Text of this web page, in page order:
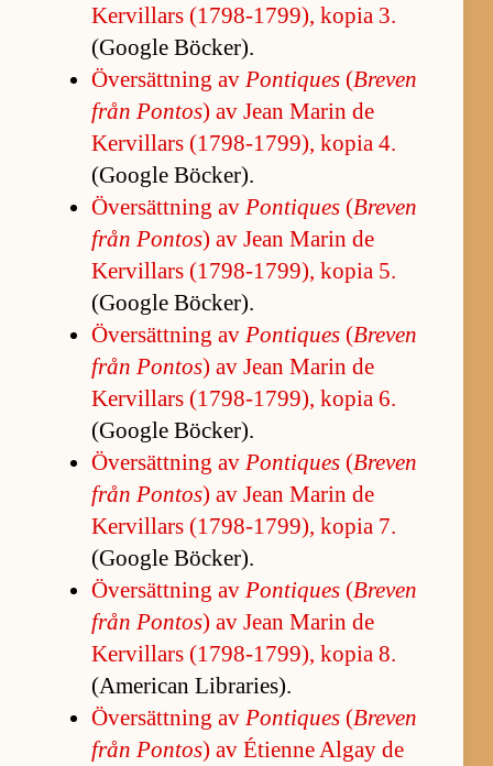
Kervil­lars (1798-1799), ko­pia 3.
(Google Böck­er).
Över­sätt­ning av Pontiques(Bre­ven
från Pon­tos) av Jean Ma­rin de
Kervil­lars (1798-1799), ko­pia 4.
(Google Böck­er).
Över­sätt­ning av Pontiques(Bre­ven
från Pon­tos) av Jean Ma­rin de
Kervil­lars (1798-1799), ko­pia 5.
(Google Böck­er).
Över­sätt­ning av Pontiques(Bre­ven
från Pon­tos) av Jean Ma­rin de
Kervil­lars (1798-1799), ko­pia 6.
(Google Böck­er).
Över­sätt­ning av Pontiques(Bre­ven
från Pon­tos) av Jean Ma­rin de
Kervil­lars (1798-1799), ko­pia 7.
(Google Böck­er).
Över­sätt­ning av Pontiques(Bre­ven
från Pon­tos) av Jean Ma­rin de
Kervil­lars (1798-1799), ko­pia 8.
(A­me­ri­can Lib­ra­ri­es).
Över­sätt­ning av Pontiques(Bre­ven
från Pon­tos) av Éti­enne Al­gay de